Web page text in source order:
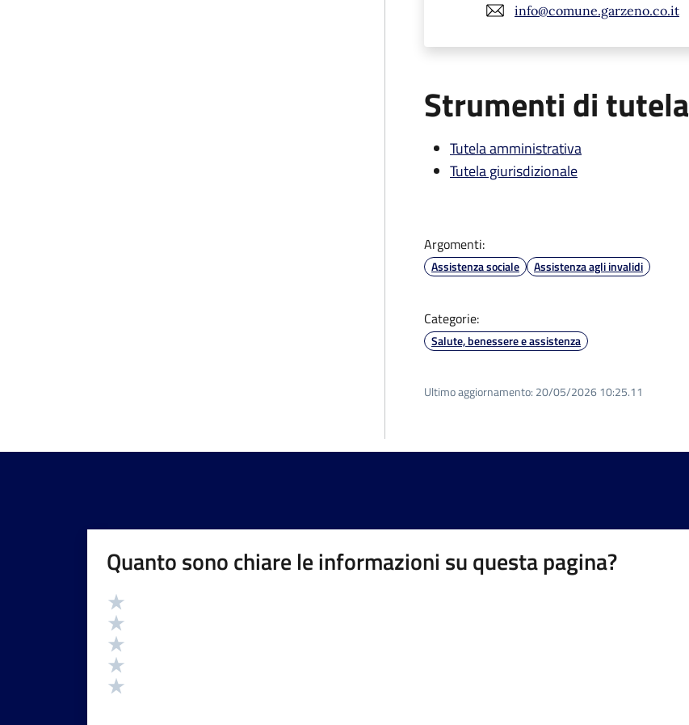
info@comune.garzeno.co.it
Strumenti di tutela
Tutela amministrativa
Tutela giurisdizionale
Argomenti:
Assistenza sociale Assistenza agli invalidi
Categorie:
Salute, benessere e assistenza
Ultimo aggiornamento: 20/05/2026 10:25.11
Quanto sono chiare le informazioni su questa pagina?
Valutazione